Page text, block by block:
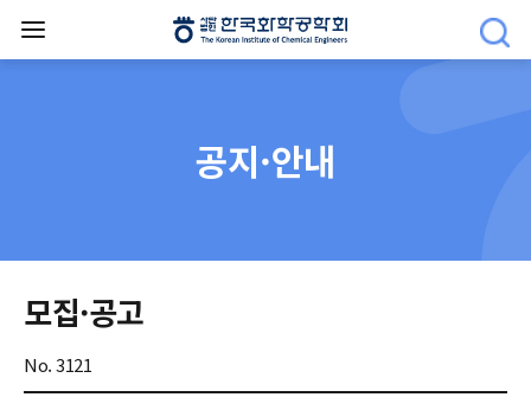
공지·안내
모집·공고
No. 3121